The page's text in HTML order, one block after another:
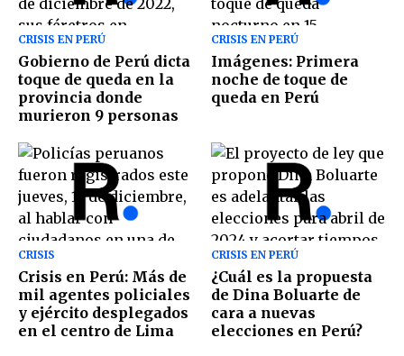
CRISIS EN PERÚ
Gobierno de Perú dicta
toque de queda en la
provincia donde
murieron 9 personas
CRISIS EN PERÚ
Imágenes: Primera
noche de toque de
queda en Perú
CRISIS
Crisis en Perú: Más de
mil agentes policiales
y ejército desplegados
en el centro de Lima
CRISIS EN PERÚ
¿Cuál es la propuesta
de Dina Boluarte de
cara a nuevas
elecciones en Perú?